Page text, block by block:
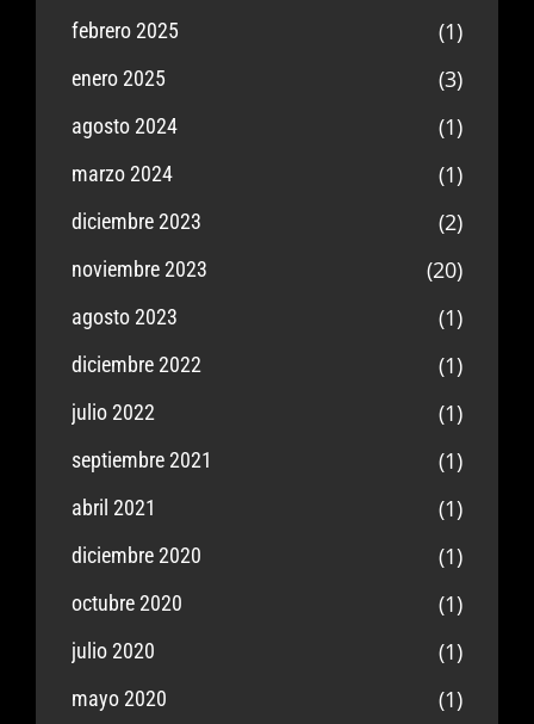
febrero 2025 (1)
enero 2025 (3)
agosto 2024 (1)
marzo 2024 (1)
diciembre 2023 (2)
noviembre 2023 (20)
agosto 2023 (1)
diciembre 2022 (1)
julio 2022 (1)
septiembre 2021 (1)
abril 2021 (1)
diciembre 2020 (1)
octubre 2020 (1)
julio 2020 (1)
mayo 2020 (1)